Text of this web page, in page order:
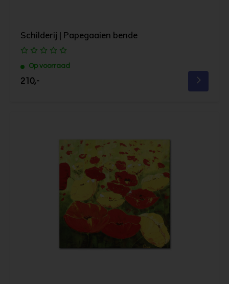
Schilderij | Papegaaien bende
Op voorraad
210,-